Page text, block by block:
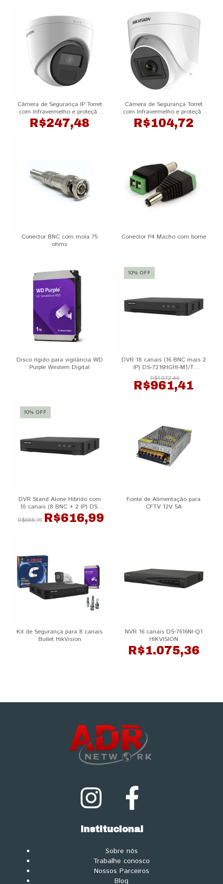
Câmera de Segurança IP Torret
com Infravermelho e proteção
IP67 Full HD DS-2CD1321G0-I
HIKVISION
R$247,48
Câmera de Segurança Torret
com Infravermelho e proteção
IP67 Full HD DS-2CE76D0T-
EXIPF HIKVISION
R$104,72
Conector BNC com mola 75
ohms
Conector P4 Macho com borne
Disco rígido para vigilância WD
Purple Western Digital
10% OFF
DVR 18 canais (16 BNC mais 2
IP) DS-7216HGHI-M1/T
HIKVISION
R$1.072,46
R$961,41
10% OFF
DVR Stand Alone Híbrido com
10 canais (8 BNC + 2 IP) DS-
7208HGHI-M1/T HIKVISION
R$688,19 R$616,99
Fonte de Alimentação para
CFTV 12V 5A
Kit de Segurança para 8 canais
Bullet HikVision
NVR 16 canais DS-7616NI-Q1
HIKVISION
R$1.075,36
Institucional
Sobre nós
Trabalhe conosco
Nossos Parceiros
Blog